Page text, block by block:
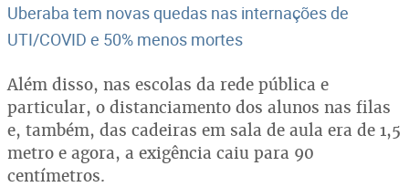
Uberaba tem novas quedas nas internações de
UTI/COVID e 50% menos mortes
Além disso, nas escolas da rede pública e
particular, o distanciamento dos alunos nas filas
e, também, das cadeiras em sala de aula era de 1,5
metro e agora, a exigência caiu para 90
centímetros.